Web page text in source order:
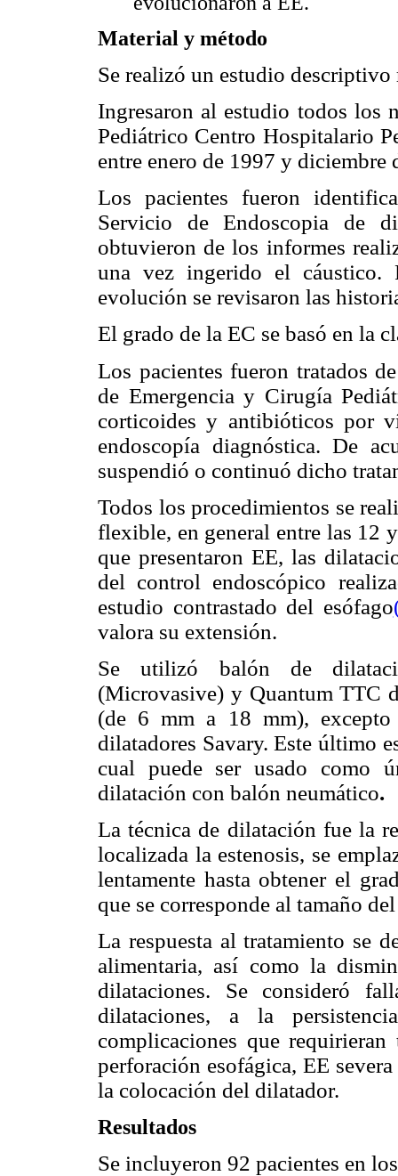
Material y método
Se realizó un estudio
Ingresaron al estudio todos los
Pediátrico Centro Hospitalario
entre enero de 1997 y diciembre
Los pacientes fueron
Servicio de Endoscopia de
obtuvieron de los informes
una vez ingerido el cáustico.
evolución se revisaron las
El grado de la EC se basó en la
Los pacientes fueron tratados
de Emergencia y Cirugía
corticoides y antibióticos por
endoscopía diagnóstica. De
suspendió o continuó dicho
Todos los procedimientos se
flexible, en general entre las 12
que presentaron EE, las
del control endoscópico
estudio contrastado del esófago
valora su extensión.
Se utilizó balón de
(Microvasive) y Quantum TTC
(de 6 mm a 18 mm),
dilatadores Savary. Este último
cual puede ser usado como
dilatación con balón neumático.
La técnica de dilatación fue la
localizada la estenosis, se
lentamente hasta obtener el
que se corresponde al tamaño
La respuesta al tratamiento se
alimentaria, así como la
dilataciones. Se consideró
dilataciones, a la
complicaciones que
perforación esofágica, EE
la colocación del dilatador.
Resultados
Se incluyeron 92 pacientes en